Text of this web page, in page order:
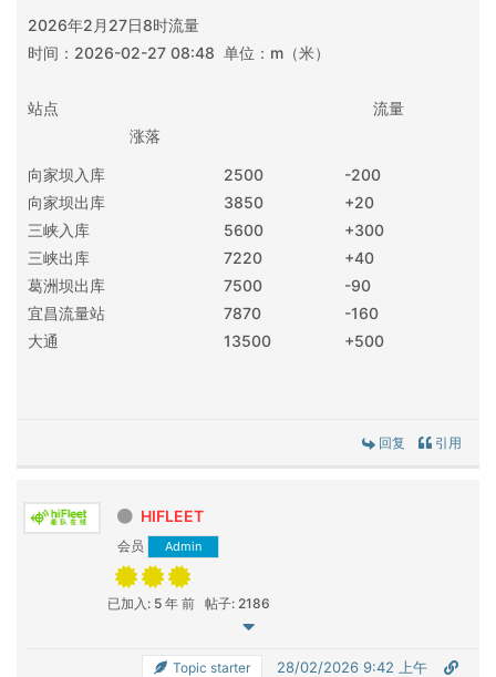
2026年2月27日8时流量
时间：2026-02-27 08:48 单位：m（米）
站点 流量
涨落
向家坝入库 2500
-200
向家坝出库
3850
+20
三峡入库
5600
+300
三峡出库
7220
+40
葛洲坝出库
7500
-90
宜昌流量站
7870
-160
大通
13500 +500
回复 引用
HIFLEET
会员 Admin
已加入: 5 年 前 帖子: 2186
Topic starter 28/02/2026 9:42 上午